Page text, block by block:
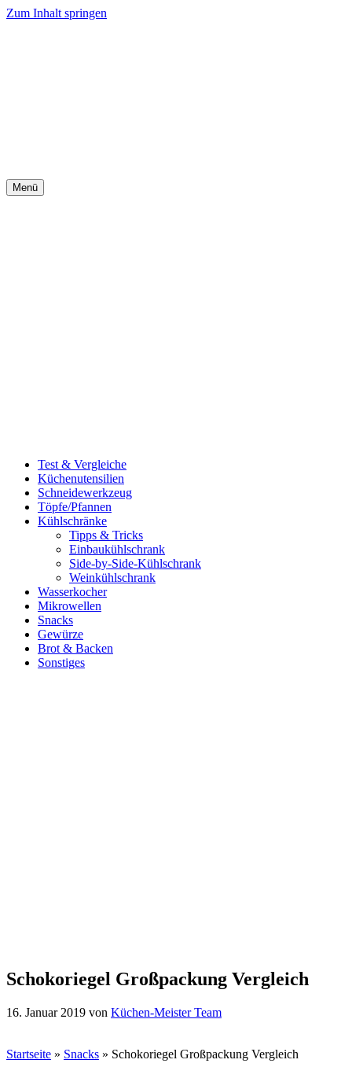
Zum Inhalt springen
Menü
Test & Vergleiche
Küchenutensilien
Schneidewerkzeug
Töpfe/Pfannen
Kühlschränke
Tipps & Tricks
Einbaukühlschrank
Side-by-Side-Kühlschrank
Weinkühlschrank
Wasserkocher
Mikrowellen
Snacks
Gewürze
Brot & Backen
Sonstiges
Schokoriegel Großpackung Vergleich
16. Januar 2019 von Küchen-Meister Team
Startseite » Snacks » Schokoriegel Großpackung Vergleich